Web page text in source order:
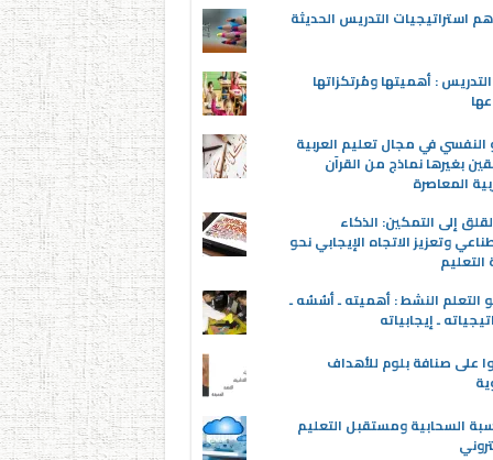
استراتيجيات التدريس الحديثة
: أهميتها ومُرتكزاتها
النفسي في مجال تعليم العربية
بغيرها نماذج من القرآن
المعاصرة
إلى التمكين: الذكاء
وتعزيز الاتجاه الإيجابي نحو
التعلم النشط : أهميته ـ أسُسُه ـ
ـ إيجابياته
على صنافة بلوم للأهداف
السحابية ومستقبل التعليم